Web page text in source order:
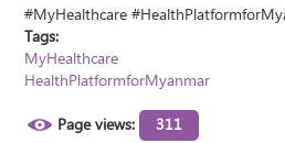
#MyHealthcare
Tags:
MyHealthcare
HealthPlatformforMyanmar
Page views:
311